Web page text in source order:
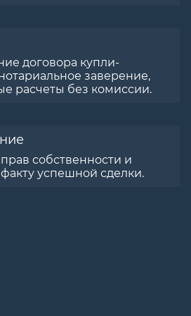
договора купли-
заверение,
расчеты без комиссии.
собственности и
успешной сделки.